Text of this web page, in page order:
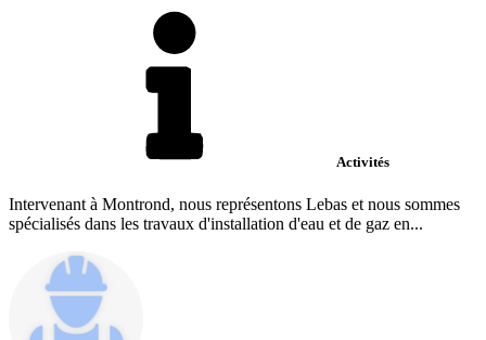
Activités
Intervenant à Montrond, nous représentons Lebas et nous sommes
spécialisés dans les travaux d'installation d'eau et de gaz en...